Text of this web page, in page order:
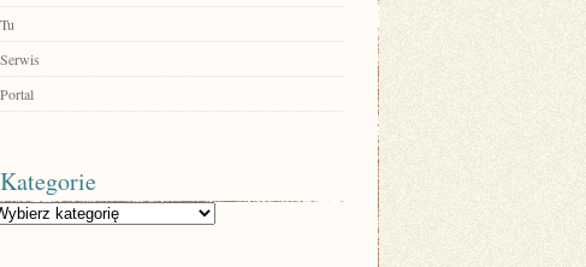
Tu
Serwis
Portal
Kategorie